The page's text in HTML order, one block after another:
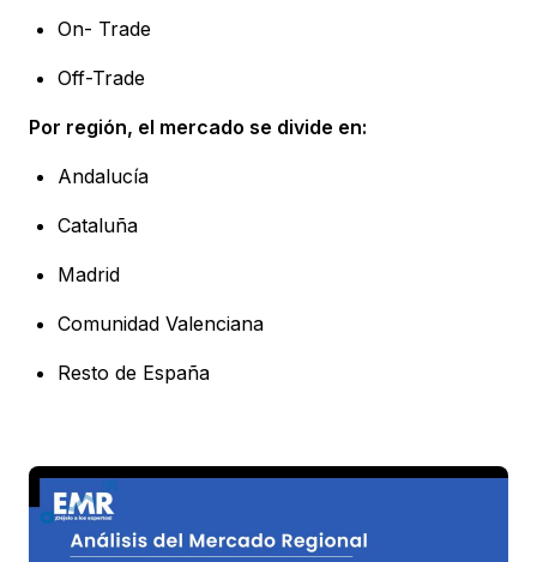
On- Trade
Off-Trade
Por región, el mercado se divide en:
Andalucía
Cataluña
Madrid
Comunidad Valenciana
Resto de España